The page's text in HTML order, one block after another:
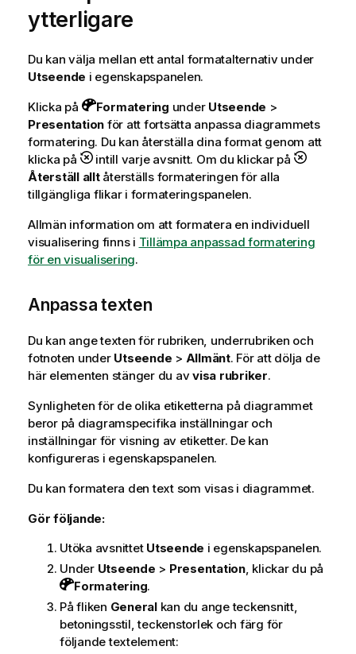
ytterligare
Du kan välja mellan ett antal formatalternativ under
Utseende i egenskapspanelen.
Klicka på
Formatering under Utseende >
Presentation för att fortsätta anpassa diagrammets
formatering. Du kan återställa dina format genom att
klicka på
intill varje avsnitt. Om du klickar på
Återställ alltåterställs formateringen för alla
tillgängliga flikar i formateringspanelen.
Allmän information om att formatera en individuell
visualisering finns i Tillämpa anpassad formatering
för en visualisering.
Anpassa texten
Du kan ange texten för rubriken, underrubriken och
fotnoten under Utseende > Allmänt. För att dölja de
här elementen stänger du avvisa rubriker.
Synligheten för de olika etiketterna på diagrammet
beror på diagramspecifika inställningar och
inställningar för visning av etiketter. De kan
konfigureras i egenskapspanelen.
Du kan formatera den text som visas i diagrammet.
Gör följande:
Utöka avsnittet Utseende i egenskapspanelen.
Under Utseende > Presentation, klickar du på
Formatering.
På fliken Generalkan du ange teckensnitt,
betoningsstil, teckenstorlek och färg för
följande textelement: